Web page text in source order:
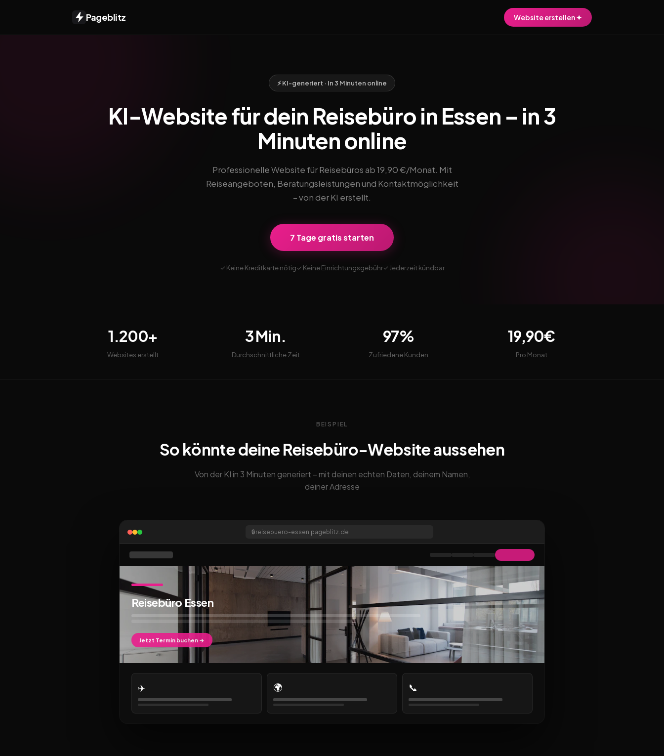
Pageblitz Website erstellen ✦
⚡ KI-generiert · In 3 Minuten online
KI-Website für dein Reisebüro in Essen – in 3
Minuten online
Professionelle Website für Reisebüros ab 19,90 €/Monat. Mit
Reiseangeboten, Beratungsleistungen und Kontaktmöglichkeit
– von der KI erstellt.
7 Tage gratis starten
✓ Keine Kreditkarte nötig✓ Keine Einrichtungsgebühr✓ Jederzeit kündbar
1.200+
Websites erstellt
3 Min.
Durchschnittliche Zeit
97%
Zufriedene Kunden
19,90€
Pro Monat
BEISPIEL
So könnte deine Reisebüro-Website aussehen
Von der KI in 3 Minuten generiert – mit deinen echten Daten, deinem Namen,
deiner Adresse
🔒reisebuero-essen.pageblitz.de
Reisebüro Essen
Jetzt Termin buchen →
✈️ 🌍 📞